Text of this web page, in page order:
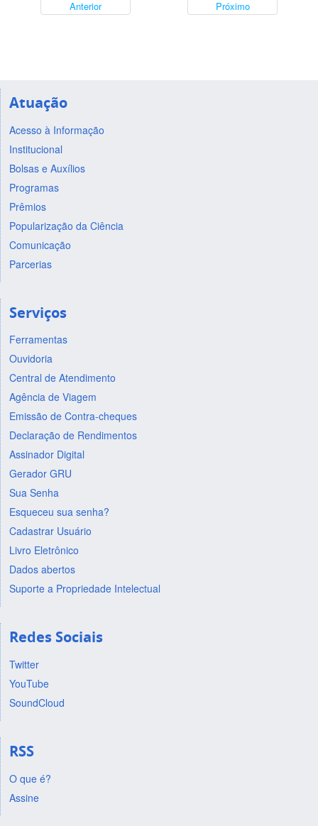
Anterior Próximo
Atuação
Acesso à Informação
Institucional
Bolsas e Auxílios
Programas
Prêmios
Popularização da Ciência
Comunicação
Parcerias
Serviços
Ferramentas
Ouvidoria
Central de Atendimento
Agência de Viagem
Emissão de Contra-cheques
Declaração de Rendimentos
Assinador Digital
Gerador GRU
Sua Senha
Esqueceu sua senha?
Cadastrar Usuário
Livro Eletrônico
Dados abertos
Suporte a Propriedade Intelectual
Redes Sociais
Twitter
YouTube
SoundCloud
RSS
O que é?
Assine